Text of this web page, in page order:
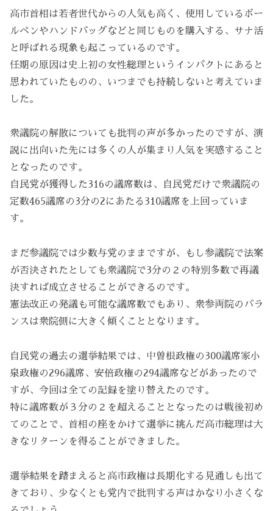
高市首相は若者世代からの人気も高く、使用しているボー
ルペンやハンドバッグなどと同じものを購入する、サナ活
と呼ばれる現象も起こっているのです。
任期の原因は史上初の女性総理というインパクトにあると
思われていたものの、いつまでも持続しないと考えていま
した。
衆議院の解散についても批判の声が多かったのですが、演
説に出向いた先には多くの人が集まり人気を実感すること
となったのです。
自民党が獲得した316の議席数は、自民党だけで衆議院の
定数465議席の3分の2にあたる310議席を上回っていま
す。
まだ参議院では少数与党のままですが、もし参議院で法案
が否決されたとしても衆議院で3分の２の特別多数で再議
決すれば成立させることができるのです。
憲法改正の発議も可能な議席数でもあり、衆参両院のバラ
ンスは衆院側に大きく傾くこととなります。
自民党の過去の選挙結果では、中曽根政権の300議席家小
泉政権の296議席、安倍政権の294議席などがあったので
すが、今回は全ての記録を塗り替えたのです。
特に議席数が３分の２を超えることとなったのは戦後初め
てのことで、首相の座をかけて選挙に挑んだ高市総理は大
きなリターンを得ることができました。
選挙結果を踏まえると高市政権は長期化する見通しも出て
きており、少なくとも党内で批判する声はかなり小さくな